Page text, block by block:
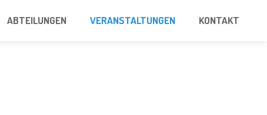
ABTEILUNGEN VERANSTALTUNGEN KONTAKT